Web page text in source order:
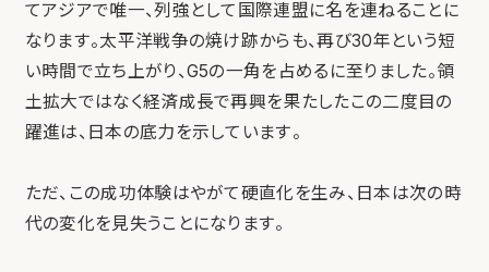
てアジアで唯一、列強として国際連盟に名を連ねることに
なります。太平洋戦争の焼け跡からも、再び30年という短
い時間で立ち上がり、G5の一角を占めるに至りました。領
土拡大ではなく経済成長で再興を果たしたこの二度目の
躍進は、日本の底力を示しています。
ただ、この成功体験はやがて硬直化を生み、日本は次の時
代の変化を見失うことになります。